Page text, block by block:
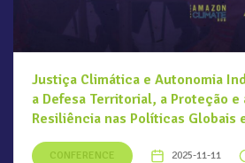
Justiça Climática e Autonomia
a Defesa Territorial, a Proteção e
Resiliência nas Políticas Globais
CONFERENCE 2025-11-11